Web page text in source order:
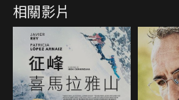
叢林，有時甚至會產生幻覺，幾
睡覺，以避免凍傷或凍死，他們
相關影片